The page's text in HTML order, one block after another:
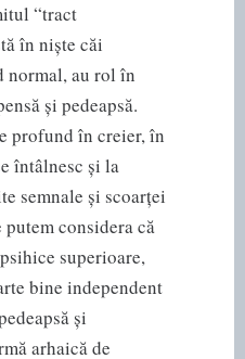
“tract
în niște căi
normal, au rol în
și pedeapsă.
profund în creier, în
întâlnesc și la
semnale și scoarței
considera că
superioare,
bine independent
și
arhaică de